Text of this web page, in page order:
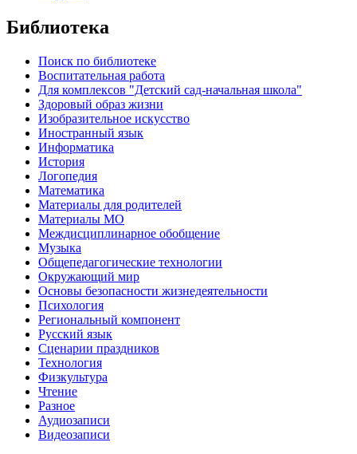
Библиотека
Поиск по библиотеке
Воспитательная работа
Для комплексов "Детский сад-начальная школа"
Здоровый образ жизни
Изобразительное искусство
Иностранный язык
Информатика
История
Логопедия
Математика
Материалы для родителей
Материалы МО
Междисциплинарное обобщение
Музыка
Общепедагогические технологии
Окружающий мир
Основы безопасности жизнедеятельности
Психология
Региональный компонент
Русский язык
Сценарии праздников
Технология
Физкультура
Чтение
Разное
Аудиозаписи
Видеозаписи